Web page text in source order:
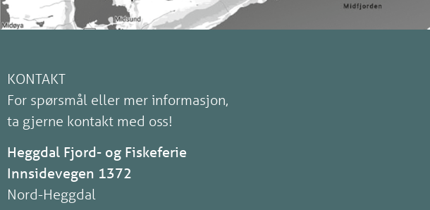
KONTAKT
For spørsmål eller mer informasjon,
ta gjerne kontakt med oss!
Heggdal Fjord- og Fiskeferie
Innsidevegen 1372
Nord-Heggdal